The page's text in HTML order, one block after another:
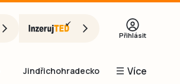
Přihlásit
Jindřichohradecko Více